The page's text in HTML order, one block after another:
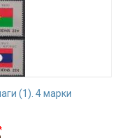
(1). 4 марки